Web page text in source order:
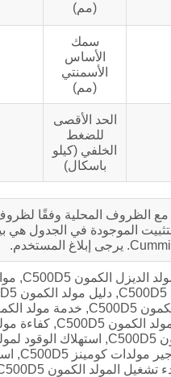
>150
13
لظروف الموقع. باستثناء
هي بيانات تقليدية أوصت
مولد الكمون C500D5, مولد الديزل الكمون C500D5, مواصفات مولد الكمون
C500D5, سعر مولد الكمون C500D5, دليل مولد الكمون C500D5, مولد الكمون
C500D5 للبيع, أجزاء المولد الكمون C500D5, خدمة مولد الكمون C500D5, صيانة
مولد الكمون C500D5, ضمان مولد الكمون C500D5, كفاءة مولد الكمون C500D5,
مستوى الضوضاء لمولد الكمون C500D5, استهلاك الوقود لمولد الكمون C500D5,
تركيب مولد الكمون C500D5, تأجير مولدات كومينز C500D5, استكشاف أخطاء مولد
Cummins C500D5 وإصلاحها, بدء تشغيل المولد الكمون C500D5, تكلفة تركيب مولد